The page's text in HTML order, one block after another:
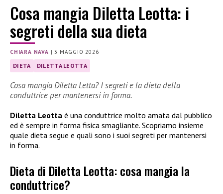
Cosa mangia Diletta Leotta: i
segreti della sua dieta
CHIARA NAVA |3 MAGGIO 2026
DIETA DILETTA LEOTTA
Cosa mangia Diletta Letta? I segreti e la dieta della
conduttrice per mantenersi in forma.
Diletta Leotta è una conduttrice molto amata dal pubblico
ed è sempre in forma fisica smagliante. Scopriamo insieme
quale dieta segue e quali sono i suoi segreti per mantenersi
in forma.
Dieta di Diletta Leotta: cosa mangia la
conduttrice?